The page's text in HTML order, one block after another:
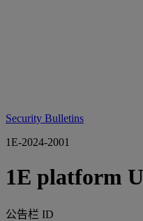
Security Bulletins
1E-2024-2001
1E platform
公告栏 ID